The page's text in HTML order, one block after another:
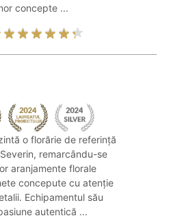
concepte ...
o florărie de referință
remarcându-se
aranjamente florale
concepute cu atenție
Echipamentul său
autentică ...